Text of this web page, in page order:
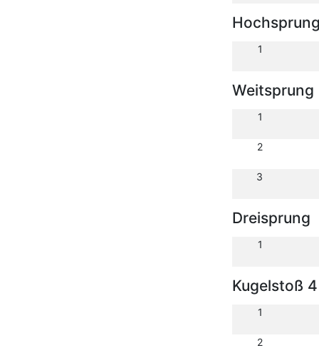
1
Weitsprung
1
2
3
Dreisprung
1
Kugelstoß
1
2